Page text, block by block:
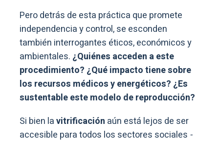
Pero detrás de esta práctica que promete
independencia y control, se esconden
también interrogantes éticos, económicos y
ambientales. ¿Quiénes acceden a este
procedimiento? ¿Qué impacto tiene sobre
los recursos médicos y energéticos? ¿Es
sustentable este modelo de reproducción?
Si bien lavitrificación aún está lejos de ser
accesible para todos los sectores sociales -